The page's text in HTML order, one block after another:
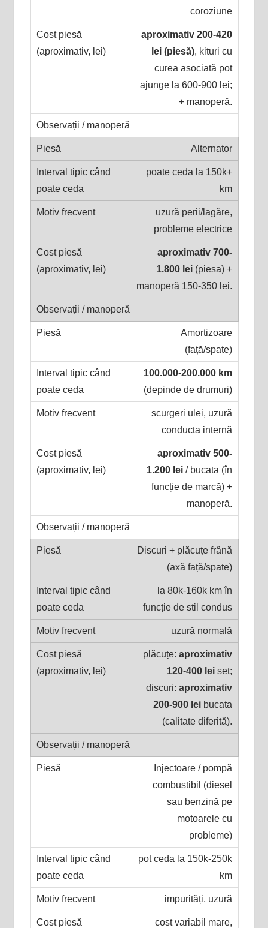
coroziune
aproximativ 200-420
lei (piesă), kituri cu
curea asociată pot
ajunge la 600-900 lei;
+ manoperă.
Alternator
poate ceda la 150k+
km
uzură perii/lagăre,
probleme electrice
aproximativ 700-
1.800 lei(piesa) +
manoperă 150-350 lei.
Amortizoare
(față/spate)
100.000-200.000 km
(depinde de drumuri)
scurgeri ulei, uzură
conducta internă
aproximativ 500-
1.200 lei/ bucata (în
funcție de marcă) +
manoperă.
Discuri + plăcuțe frână
(axă față/spate)
la 80k-160k km în
funcție de stil condus
uzură normală
plăcuțe: aproximativ
120-400 leiset;
discuri: aproximativ
200-900 leibucata
(calitate diferită).
Injectoare / pompă
combustibil (diesel
sau benzină pe
motoarele cu
probleme)
pot ceda la 150k-250k
km
impurități, uzură
cost variabil mare,